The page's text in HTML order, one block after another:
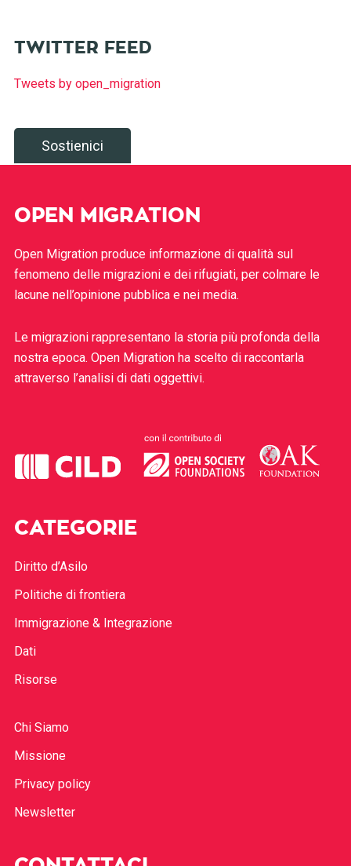
TWITTER FEED
Tweets by open_migration
Sostienici
OPEN MIGRATION
Open Migration produce informazione di qualità sul
fenomeno delle migrazioni e dei rifugiati, per colmare le
lacune nell’opinione pubblica e nei media.
Le migrazioni rappresentano la storia più profonda della
nostra epoca. Open Migration ha scelto di raccontarla
attraverso l’analisi di dati oggettivi.
CATEGORIE
Diritto d’Asilo
Politiche di frontiera
Immigrazione & Integrazione
Dati
Risorse
Chi Siamo
Missione
Privacy policy
Newsletter